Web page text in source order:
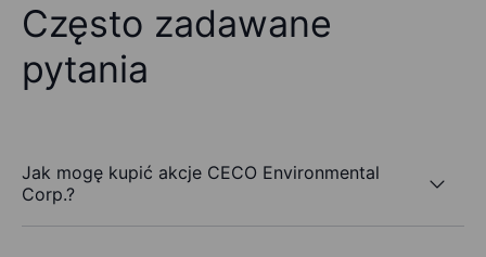
Często zadawane
pytania
Jak mogę kupić akcje CECO Environmental
Corp.?